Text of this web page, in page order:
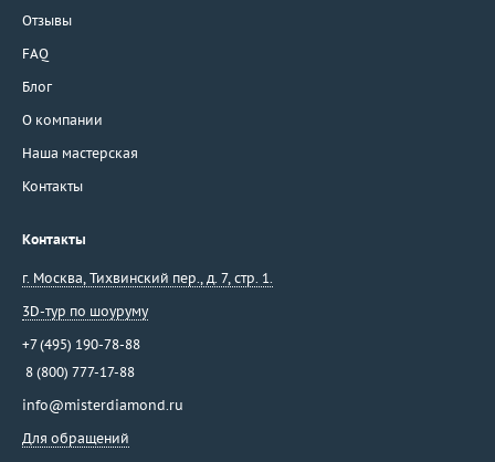
Отзывы
FAQ
Блог
О компании
Наша мастерская
Контакты
Контакты
г. Москва, Тихвинский пер., д. 7, стр. 1.
3D-тур по шоуруму
+7 (495) 190-78-88
8 (800) 777-17-88
info@misterdiamond.ru
Для обращений